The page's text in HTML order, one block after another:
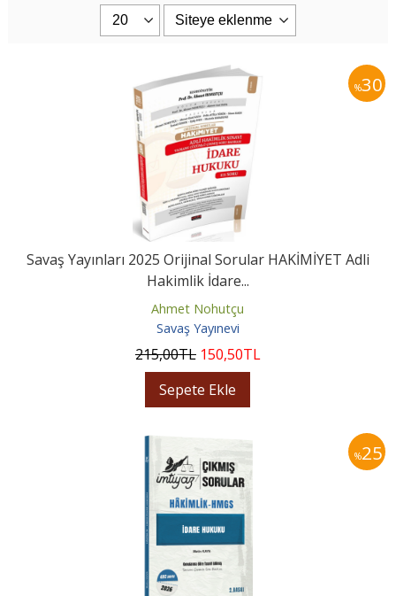
%30
Savaş Yayınları 2025 Orijinal Sorular HAKİMİYET Adli
Hakimlik İdare...
Ahmet Nohutçu
Savaş Yayınevi
215,00TL 150,50TL
Sepete Ekle
%25